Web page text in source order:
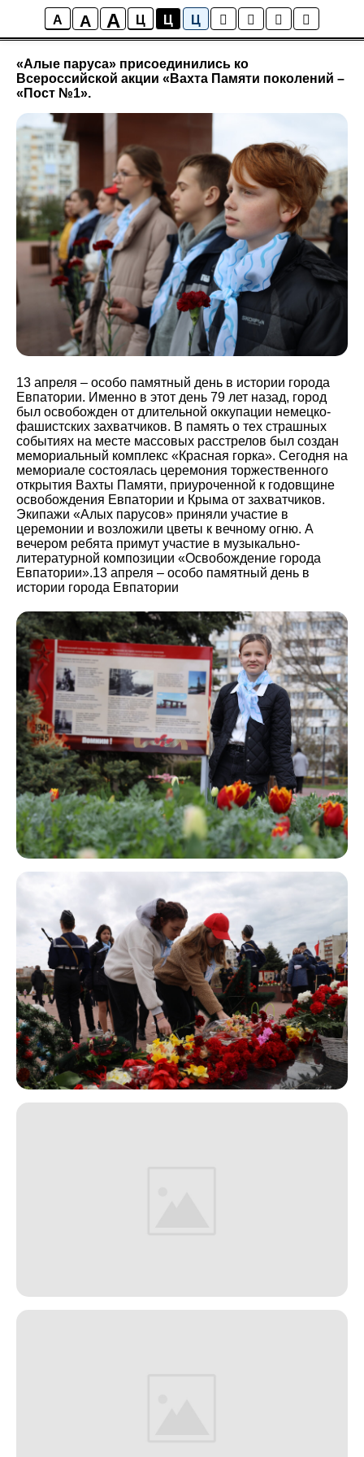
A A A Ц Ц Ц
Новости
«Алые паруса» присоединились ко
Всероссийской акции «Вахта Памяти поколений –
«Пост №1».
13 апреля – особо памятный день в истории города
Евпатории. Именно в этот день 79 лет назад, город
был освобожден от длительной оккупации немецко-
фашистских захватчиков. В память о тех страшных
событиях на месте массовых расстрелов был создан
мемориальный комплекс «Красная горка». Сегодня на
мемориале состоялась церемония торжественного
открытия Вахты Памяти, приуроченной к годовщине
освобождения Евпатории и Крыма от захватчиков.
Экипажи «Алых парусов» приняли участие в
церемонии и возложили цветы к вечному огню. А
вечером ребята примут участие в музыкально-
литературной композиции «Освобождение города
Евпатории».13 апреля – особо памятный день в
истории города Евпатории